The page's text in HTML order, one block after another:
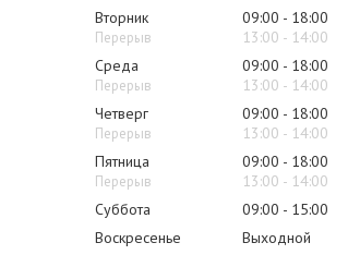
Вторник
09:00
18:00
13:00
14:00
Среда
09:00
18:00
13:00
14:00
Четверг
09:00
18:00
13:00
14:00
Пятница
09:00
18:00
13:00
14:00
Суббота
09:00
15:00
Воскресенье
Выходной